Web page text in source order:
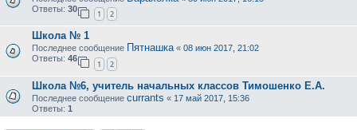
Ответы: 30
1 2
Школа № 1
Последнее сообщение Пятнашка « 08 июн 2017, 21:02
Ответы: 46
1 2
Школа №6, учитель начальных классов Тимошенко Е.А.
Последнее сообщение currants « 17 май 2017, 15:36
Ответы: 1